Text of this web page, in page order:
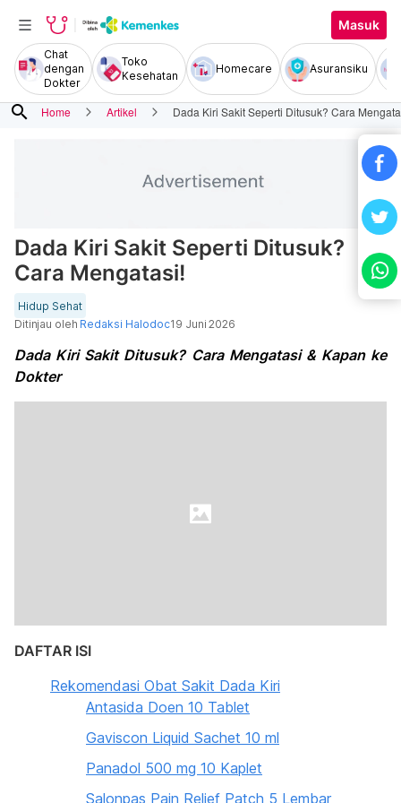
Masuk
Chat
dengan
Dokter
Toko
Kesehatan
Homecare Asuransiku
search Home Artikel Dada Kiri Sakit Seperti Ditusuk? Cara
Dada Kiri Sakit Seperti Ditusuk?
Cara Mengatasi!
Hidup Sehat
Ditinjau oleh Redaksi Halodoc19 Juni 2026
Dada Kiri Sakit Ditusuk? Cara Mengatasi & Kapan ke
Dokter
DAFTAR ISI
Rekomendasi Obat Sakit Dada Kiri
Antasida Doen 10 Tablet
Gaviscon Liquid Sachet 10 ml
Panadol 500 mg 10 Kaplet
Salonpas Pain Relief Patch 5 Lembar